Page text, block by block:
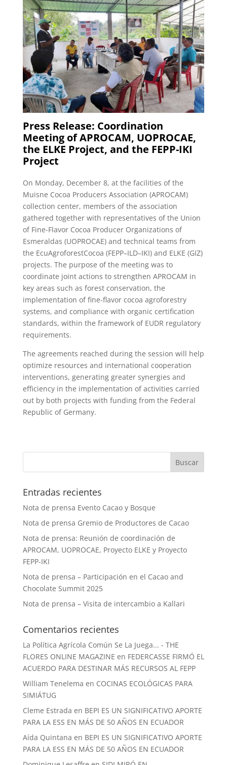
Press Release: Coordination
Meeting of APROCAM, UOPROCAE,
the ELKE Project, and the FEPP-IKI
Project
On Monday, December 8, at the facilities of the
Muisne Cocoa Producers Association (APROCAM)
collection center, members of the association
gathered together with representatives of the Union
of Fine-Flavor Cocoa Producer Organizations of
Esmeraldas (UOPROCAE) and technical teams from
the EcuAgroforestCocoa (FEPP–ILD–IKI) and ELKE (GIZ)
projects. The purpose of the meeting was to
coordinate joint actions to strengthen APROCAM in
key areas such as forest conservation, the
implementation of fine-flavor cocoa agroforestry
systems, and compliance with organic certification
standards, within the framework of EUDR regulatory
requirements.
The agreements reached during the session will help
optimize resources and international cooperation
interventions, generating greater synergies and
efficiency in the implementation of activities carried
out by both projects with funding from the Federal
Republic of Germany.
Entradas recientes
Nota de prensa Evento Cacao y Bosque
Nota de prensa Gremio de Productores de Cacao
Nota de prensa: Reunión de coordinación de
APROCAM, UOPROCAE, Proyecto ELKE y Proyecto
FEPP-IKI
Nota de prensa – Participación en el Cacao and
Chocolate Summit 2025
Nota de prensa – Visita de intercambio a Kallari
Comentarios recientes
La Política Agrícola Común Se La Juega... - THE
FLORES ONLINE MAGAZINE en FEDERCASSE FIRMÓ EL
ACUERDO PARA DESTINAR MÁS RECURSOS AL FEPP
William Tenelema en COCINAS ECOLÓGICAS PARA
SIMIÁTUG
Cleme Estrada en BEPI ES UN SIGNIFICATIVO APORTE
PARA LA ESS EN MÁS DE 50 AÑOS EN ECUADOR
Aída Quintana en BEPI ES UN SIGNIFICATIVO APORTE
PARA LA ESS EN MÁS DE 50 AÑOS EN ECUADOR